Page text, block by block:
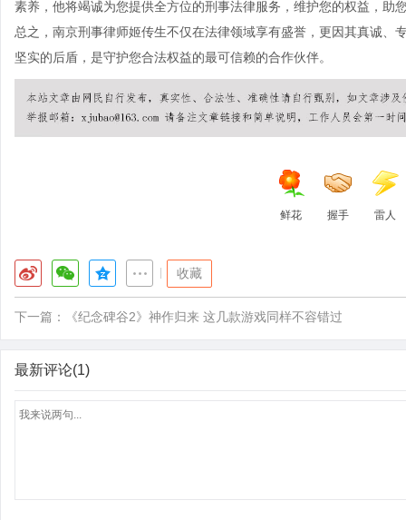
素养，他将竭诚为您提供全方位的刑事法律服务，维护您的权益，助
总之，南京刑事律师姬传生不仅在法律领域享有盛誉，更因其真诚
坚实的后盾，是守护您合法权益的最可信赖的合作伙伴。
鲜花 握手 雷人
收藏
下一篇： 《纪念碑谷2》神作归来 这几款游戏同样不容错过
最新评论(1)